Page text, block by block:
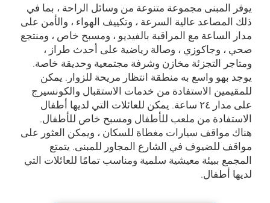
يوفر المبنى مجموعة متنوعة من وسائل الراحة ، بما في
ذلك المصاعد عالية السرعة ، وتكييف الهواء ، والأمن على
مدار الساعة مع المراقبة بالفيديو ، ومسبح خاص ، ومنتجع
صحي ، وجاكوزي ، وصالة رياضية على أحدث طراز ،
ومتاجر التجزئة مخازن وشرفة مجتمعية وحديقة خاصة.
يوجد بهو واسع به منطقة انتظار مريحة للزوار. يمكن
للمقيمين الاستفادة من خدمات الاستقبال والكونسيرج
على مدار ۲٤ ساعة. يمكن للعائلات التي لديها أطفال
الاستفادة من ملعب للأطفال ومسبح خاص للأطفال.
هناك مواقف سيارات مغطاة للسكان ، ويمكن العثور على
مواقف للضيوف في الشارع المجاور للمبنى. يتمتع
المجمع ببيئة معيشية سلمية ومناسب تمامًا للعائلات التي
لديها أطفال.